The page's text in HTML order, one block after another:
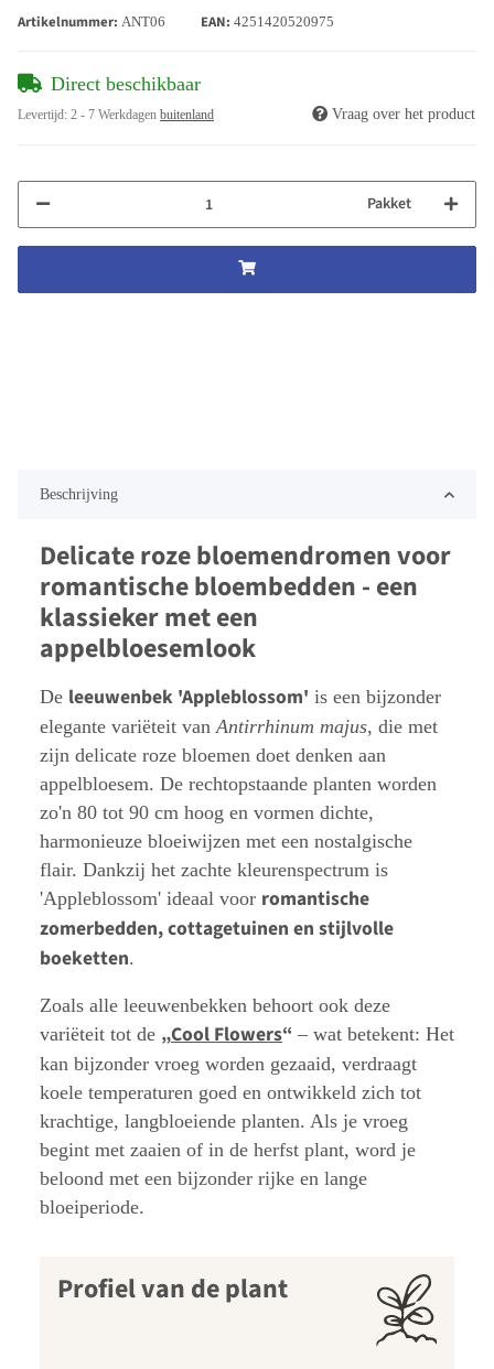
Artikelnummer: ANT06 EAN: 4251420520975
Direct beschikbaar
Levertijd: 2 - 7 Werkdagen buitenland Vraag over het product
Pakket
Beschrijving
Delicate roze bloemendromen voor
romantische bloembedden - een
klassieker met een
appelbloesemlook
De leeuwenbek 'Appleblossom' is een bijzonder
elegante variëteit vanAntirrhinum majus, die met
zijn delicate roze bloemen doet denken aan
appelbloesem. De rechtopstaande planten worden
zo'n 80 tot 90 cm hoog en vormen dichte,
harmonieuze bloeiwijzen met een nostalgische
flair. Dankzij het zachte kleurenspectrum is
'Appleblossom' ideaal voor romantische
zomerbedden, cottagetuinen en stijlvolle
boeketten.
Zoals alle leeuwenbekken behoort ook deze
variëteit tot de „Cool Flowers“ – wat betekent: Het
kan bijzonder vroeg worden gezaaid, verdraagt
koele temperaturen goed en ontwikkeld zich tot
krachtige, langbloeiende planten. Als je vroeg
begint met zaaien of in de herfst plant, word je
beloond met een bijzonder rijke en lange
bloeiperiode.
Profiel van de plant